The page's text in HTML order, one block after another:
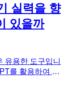
실력을 향
있을까
유용한 도구입니
를 활용하여 글
에 대한 아이디